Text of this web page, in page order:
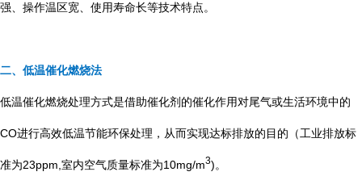
强、操作温区宽、使用寿命长等技术特点。
二、低温催化燃烧法
低温催化燃烧处理方式是借助催化剂的催化作用对尾气或生活环境中的
CO进行高效低温节能环保处理，从而实现达标排放的目的（工业排放标
准为23ppm,室内空气质量标准为10mg/m3)。